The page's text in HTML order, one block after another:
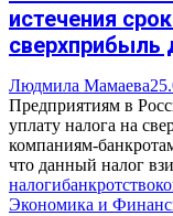
истечения
сверхприбыль
Людмила Мамаева
Предприятиям в
уплату налога на
компаниям-
что данный налог
налогибанкротство
Экономика и